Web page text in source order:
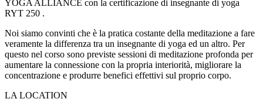
YOGA ALLIANCE con la certificazione di insegnante di yoga
RYT 250 .
Noi siamo convinti che è la pratica costante della meditazione a fare
veramente la differenza tra un insegnante di yoga ed un altro. Per
questo nel corso sono previste sessioni di meditazione profonda per
aumentare la connessione con la propria interiorità, migliorare la
concentrazione e produrre benefici effettivi sul proprio corpo.
LA LOCATION